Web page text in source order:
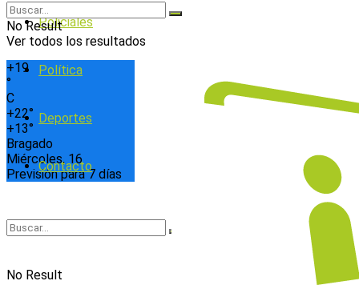
+19
°
C
+22°
+13°
Bragado
Miércoles, 16
Previsión para 7 días
Policiales
Política
Deportes
Contacto
No Result
No Result
Ver todos los resultados